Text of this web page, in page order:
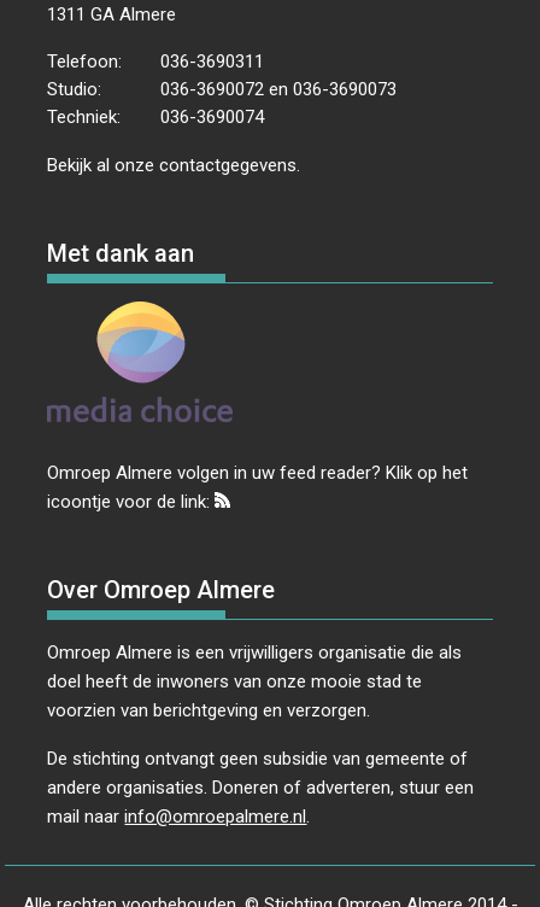
1311 GA Almere
Telefoon:
036-3690311
Studio:
036-3690072 en 036-3690073
Techniek:
036-3690074
Bekijk al onzecontactgegevens.
Met dank aan
Omroep Almere volgen in uw feed reader? Klik op het
icoontje voor de link:
Over Omroep Almere
Omroep Almere is een vrijwilligers organisatie die als
doel heeft de inwoners van onze mooie stad te
voorzien van berichtgeving en verzorgen.
De stichting ontvangt geen subsidie van gemeente of
andere organisaties. Doneren of adverteren, stuur een
mail naarinfo@omroepalmere.nl.